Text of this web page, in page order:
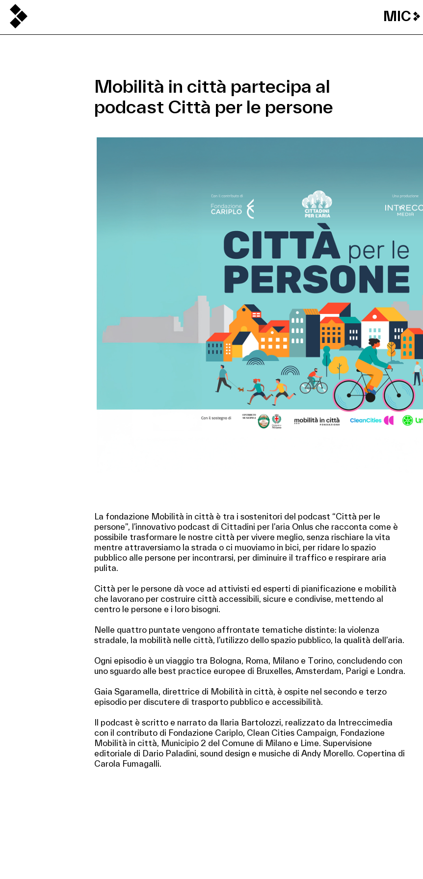
MIC
Mobilità in città partecipa al
podcast Città per le persone
La fondazione Mobilità in città è tra i sostenitori del podcast “Città per le
persone”, l’innovativo podcast di Cittadini per l’aria Onlus che racconta come è
possibile trasformare le nostre città per vivere meglio, senza rischiare la vita
mentre attraversiamo la strada o ci muoviamo in bici, per ridare lo spazio
pubblico alle persone per incontrarsi, per diminuire il traffico e respirare aria
pulita.
Città per le persone dà voce ad attivisti ed esperti di pianificazione e mobilità
che lavorano per costruire città accessibili, sicure e condivise, mettendo al
centro le persone e i loro bisogni.
Nelle quattro puntate vengono affrontate tematiche distinte: la violenza
stradale, la mobilità nelle città, l’utilizzo dello spazio pubblico, la qualità dell’aria.
Ogni episodio è un viaggio tra Bologna, Roma, Milano e Torino, concludendo con
uno sguardo alle best practice europee di Bruxelles, Amsterdam, Parigi e Londra.
Gaia Sgaramella, direttrice di Mobilità in città, è ospite nel secondo e terzo
episodio per discutere di trasporto pubblico e accessibilità.
Il podcast è scritto e narrato da Ilaria Bartolozzi, realizzato da Intreccimedia
con il contributo di Fondazione Cariplo, Clean Cities Campaign, Fondazione
Mobilità in città, Municipio 2 del Comune di Milano e Lime. Supervisione
editoriale di Dario Paladini, sound design e musiche di Andy Morello. Copertina di
Carola Fumagalli.